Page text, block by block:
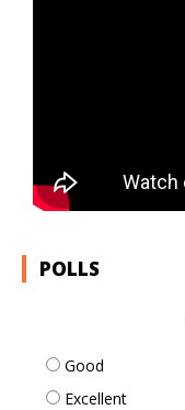
POLLS
Good
Excellent